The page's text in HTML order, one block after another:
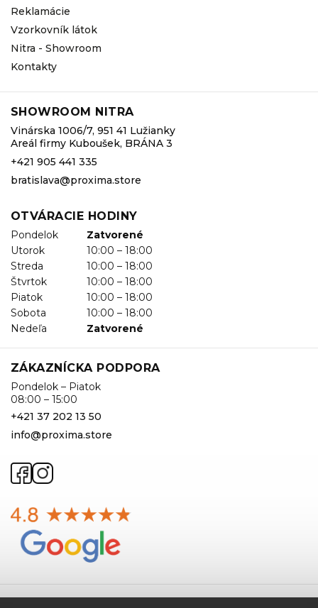
Reklamácie
Vzorkovník látok
Nitra - Showroom
Kontakty
SHOWROOM NITRA
Vinárska 1006/7, 951 41 Lužianky
Areál firmy Kuboušek, BRÁNA 3
+421 905 441 335
bratislava@proxima.store
OTVÁRACIE HODINY
Pondelok
Zatvorené
Utorok
10:00 – 18:00
Streda
10:00 – 18:00
Štvrtok
10:00 – 18:00
Piatok
10:00 – 18:00
Sobota
10:00 – 18:00
Nedeľa
Zatvorené
ZÁKAZNÍCKA PODPORA
Pondelok – Piatok
08:00 – 15:00
+421 37 202 13 50
info@proxima.store